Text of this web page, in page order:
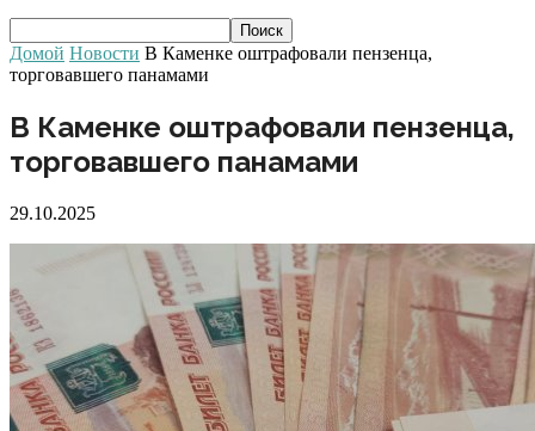
Домой Новости В Каменке оштрафовали пензенца,
торговавшего панамами
В Каменке оштрафовали пензенца,
торговавшего панамами
29.10.2025